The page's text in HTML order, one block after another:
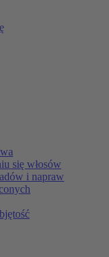
się włosów
i napraw